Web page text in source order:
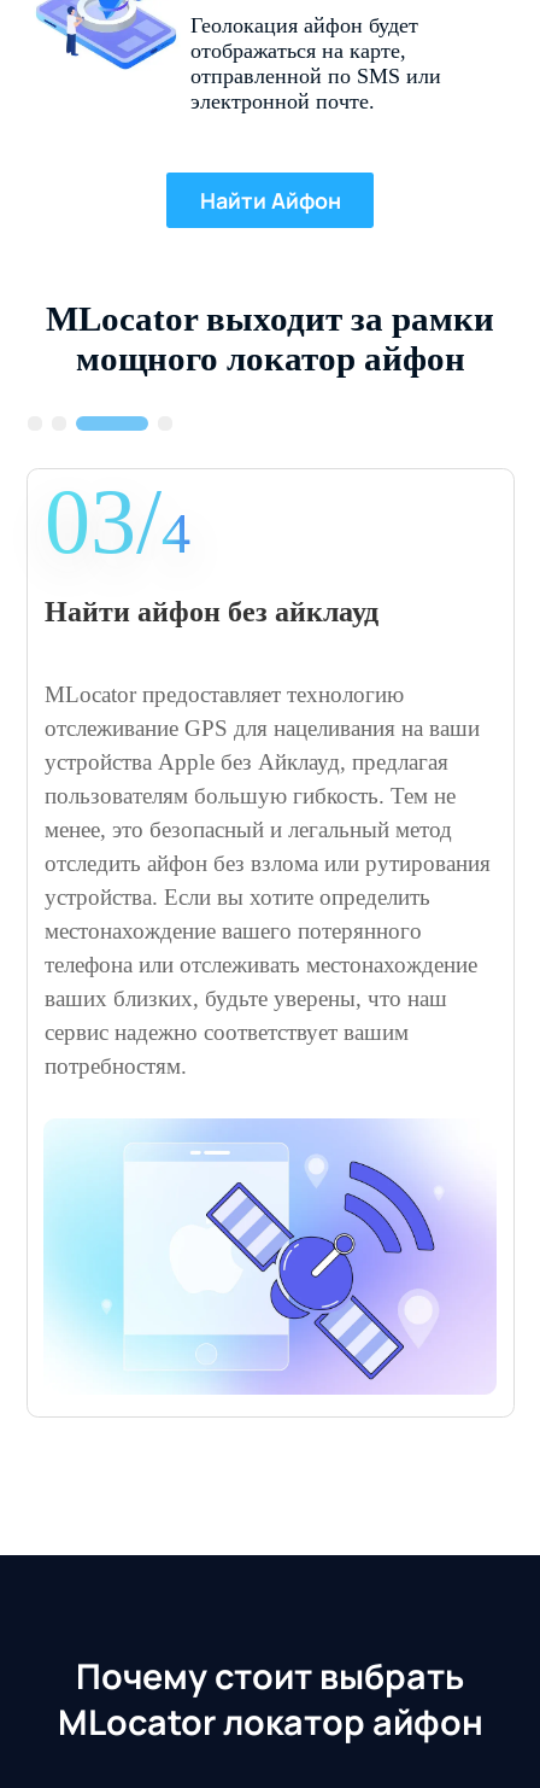
Геолокация айфон будет
отображаться на карте,
отправленной по SMS или
электронной почте.
Найти Айфон
MLocator выходит за рамки
мощного локатор айфон
03/4
Найти айфон без айклауд
MLocator предоставляет технологию
отслеживание GPS для нацеливания на ваши
устройства Apple без Айклауд, предлагая
пользователям большую гибкость. Тем не
менее, это безопасный и легальный метод
отследить айфон без взлома или рутирования
устройства. Если вы хотите определить
местонахождение вашего потерянного
телефона или отслеживать местонахождение
ваших близких, будьте уверены, что наш
сервис надежно соответствует вашим
потребностям.
Почему стоит выбрать
MLocator локатор айфон